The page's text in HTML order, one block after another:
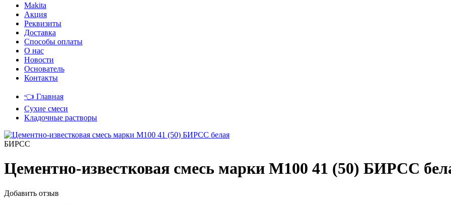
Makita
Акция
Реквизиты
Доставка
Способы оплаты
О нас
Новости
Основатель
Контакты
👈 Главная
Сухие смеси
Кладочные растворы
БИРСС
Цементно-известковая смесь марки М100 41 (50) БИРСС
Добавить отзыв